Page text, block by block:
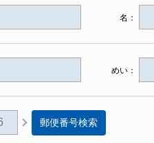
名：
めい：
郵便番号検索